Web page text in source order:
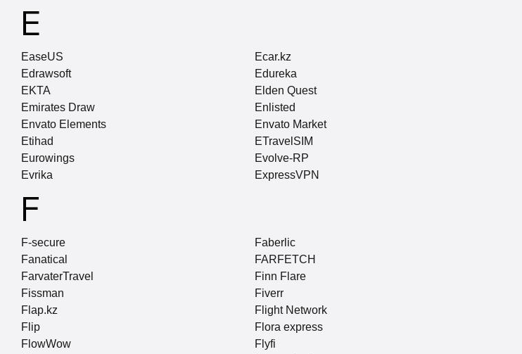
E
EaseUS
Ecar.kz
Edrawsoft
Edureka
EKTA
Elden Quest
Emirates Draw
Enlisted
Envato Elements
Envato Market
Etihad
ETravelSIM
Eurowings
Evolve-RP
Evrika
ExpressVPN
F
F-secure
Faberlic
Fanatical
FARFETCH
FarvaterTravel
Finn Flare
Fissman
Fiverr
Flap.kz
Flight Network
Flip
Flora express
FlowWow
Flyfi